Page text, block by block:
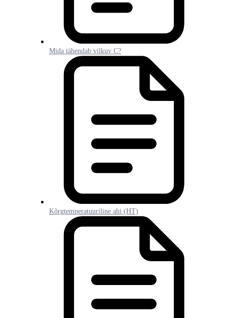
Mida tähendab vilkuv C?
Kõrgtemperatuuriline ahi (HT)